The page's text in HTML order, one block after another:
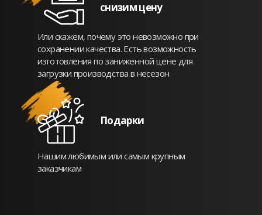
снизим цену
Или скажем, почему это невозможно при
сохранении качества. Есть возможность
изготовления по заниженной цене для
загрузки производства в несезон
Подарки
Нашим любимым или самым крупным
заказчикам